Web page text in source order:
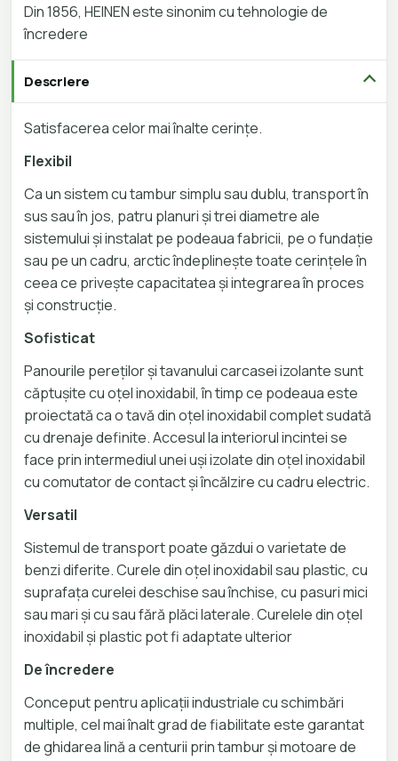
Din 1856, HEINEN este sinonim cu tehnologie de
încredere
Descriere
Satisfacerea celor mai înalte cerințe.
Flexibil
Ca un sistem cu tambur simplu sau dublu, transport în
sus sau în jos, patru planuri și trei diametre ale
sistemului și instalat pe podeaua fabricii, pe o fundație
sau pe un cadru, arctic îndeplinește toate cerințele în
ceea ce privește capacitatea și integrarea în proces
și construcție.
Sofisticat
Panourile pereților și tavanului carcasei izolante sunt
căptușite cu oțel inoxidabil, în timp ce podeaua este
proiectată ca o tavă din oțel inoxidabil complet sudată
cu drenaje definite. Accesul la interiorul incintei se
face prin intermediul unei uși izolate din oțel inoxidabil
cu comutator de contact și încălzire cu cadru electric.
Versatil
Sistemul de transport poate găzdui o varietate de
benzi diferite. Curele din oțel inoxidabil sau plastic, cu
suprafața curelei deschise sau închise, cu pasuri mici
sau mari și cu sau fără plăci laterale. Curelele din oțel
inoxidabil și plastic pot fi adaptate ulterior
De încredere
Conceput pentru aplicații industriale cu schimbări
multiple, cel mai înalt grad de fiabilitate este garantat
de ghidarea lină a centurii prin tambur și motoare de